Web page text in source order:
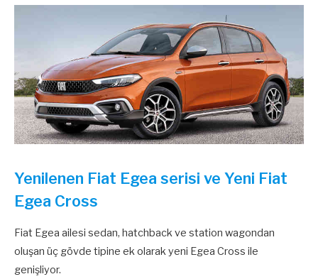
Yenilenen Fiat Egea serisi ve Yeni Fiat
Egea Cross
Fiat Egea ailesi sedan, hatchback ve station wagondan
oluşan üç gövde tipine ek olarak yeni Egea Cross ile
genişliyor.